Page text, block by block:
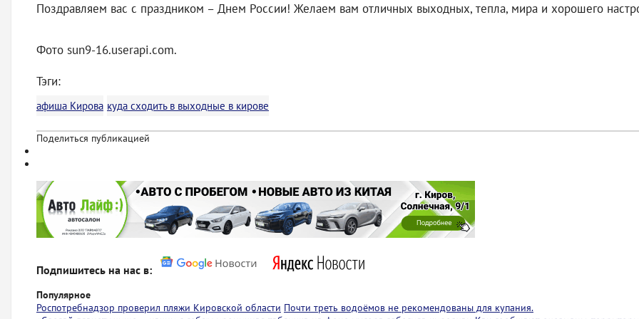
Поздравляем вас с праздником – Днем России! Желаем вам отличных выходных, тепла, мира и хорошего
Фото sun9-16.userapi.com.
Тэги:
афиша Кирова куда сходить в выходные в кирове
Поделиться публикацией
Подпишитесь на нас в:
Популярное
Роспотребнадзор проверил пляжи Кировской области Почти треть водоёмов не рекомендованы для купания.